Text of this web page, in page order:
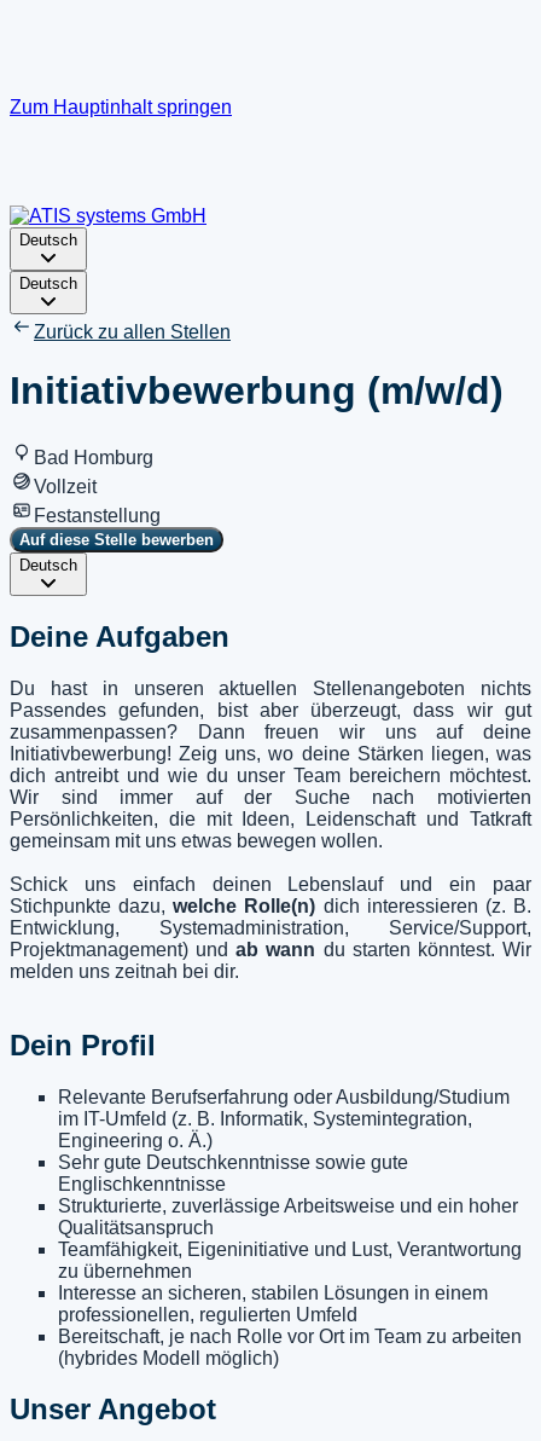
Zum Hauptinhalt springen
Deutsch
Deutsch
Zurück zu allen Stellen
Initiativbewerbung (m/w/d)
Bad Homburg
Vollzeit
Festanstellung
Auf diese Stelle bewerben
Deutsch
Deine Aufgaben
Du hast in unseren aktuellen Stellenangeboten nichts
Passendes gefunden, bist aber überzeugt, dass wir gut
zusammenpassen? Dann freuen wir uns auf deine
Initiativbewerbung! Zeig uns, wo deine Stärken liegen, was
dich antreibt und wie du unser Team bereichern möchtest.
Wir sind immer auf der Suche nach motivierten
Persönlichkeiten, die mit Ideen, Leidenschaft und Tatkraft
gemeinsam mit uns etwas bewegen wollen.
Schick uns einfach deinen Lebenslauf und ein paar
Stichpunkte dazu,welche Rolle(n) dich interessieren (z. B.
Entwicklung, Systemadministration, Service/Support,
Projektmanagement) undab wann du starten könntest. Wir
melden uns zeitnah bei dir.
Dein Profil
Relevante Berufserfahrung oder Ausbildung/Studium
im IT-Umfeld (z. B. Informatik, Systemintegration,
Engineering o. Ä.)
Sehr gute Deutschkenntnisse sowie gute
Englischkenntnisse
Strukturierte, zuverlässige Arbeitsweise und ein hoher
Qualitätsanspruch
Teamfähigkeit, Eigeninitiative und Lust, Verantwortung
zu übernehmen
Interesse an sicheren, stabilen Lösungen in einem
professionellen, regulierten Umfeld
Bereitschaft, je nach Rolle vor Ort im Team zu arbeiten
(hybrides Modell möglich)
Unser Angebot